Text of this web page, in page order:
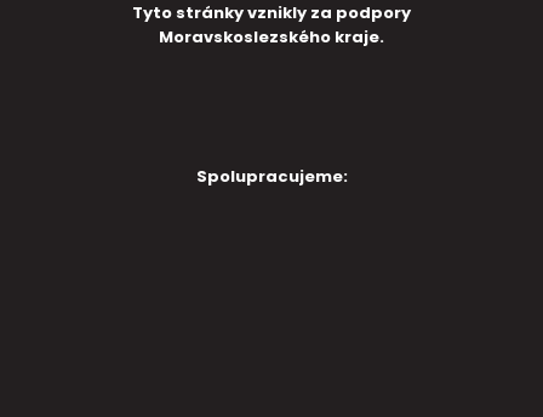
Tyto stránky vznikly za podpory
Moravskoslezského kraje.
Spolupracujeme: